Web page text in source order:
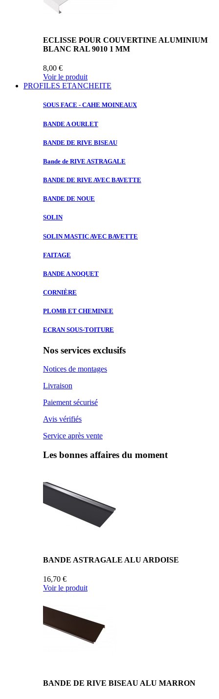
ECLISSE POUR COUVERTINE ALUMINIUM
BLANC RAL 9010 1 MM
8,00 €
Voir le produit
PROFILES ETANCHEITE
SOUS FACE - CAHE MOINEAUX
BANDE AOURLET
BANDE DE RIVE BISEAU
Bande de RIVE ASTRAGALE
BANDE DE RIVE AVEC BAVETTE
BANDE DE NOUE
SOLIN
SOLIN MASTIC AVEC BAVETTE
FAITAGE
BANDE ANOQUET
CORNIÈRE
PLOMB ET CHEMINEE
ECRAN SOUS-TOITURE
Nos services exclusifs
Notices de montages
Livraison
Paiement sécurisé
Avis vérifiés
Service après vente
Les bonnes affaires du moment
BANDE ASTRAGALE ALU ARDOISE
16,70 €
Voir le produit
BANDE DE RIVE BISEAU ALU MARRON